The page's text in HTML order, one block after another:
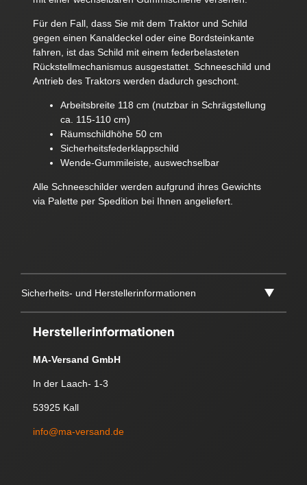
Für den Fall, dass Sie mit dem Traktor und Schild
gegen einen Kanaldeckel oder eine Bordsteinkante
fahren, ist das Schild mit einem federbelasteten
Rückstellmechanismus ausgestattet. Schneeschild und
Antrieb des Traktors werden dadurch geschont.
Arbeitsbreite 118 cm (nutzbar in Schrägstellung
ca. 115-110 cm)
Räumschildhöhe 50 cm
Sicherheitsfederklappschild
Wende-Gummileiste, auswechselbar
Alle Schneeschilder werden aufgrund ihres Gewichts
via Palette per Spedition bei Ihnen angeliefert.
Sicherheits- und Herstellerinformationen
Herstellerinformationen
MA-Versand GmbH
In der Laach- 1-3
53925 Kall
info@ma-versand.de